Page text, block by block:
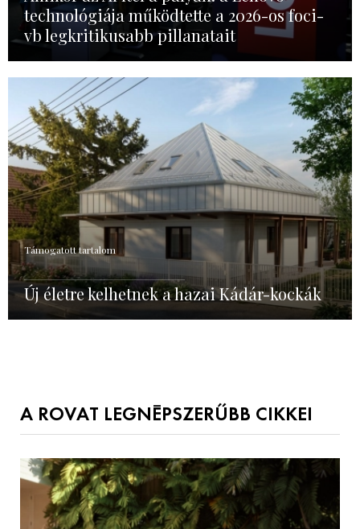
technológiája működtette a 2026-os foci-
vb legkritikusabb pillanatait
Támogatott tartalom
Új életre kelhetnek a hazai Kádár-kockák
A ROVAT LEGNÉPSZERŰBB CIKKEI